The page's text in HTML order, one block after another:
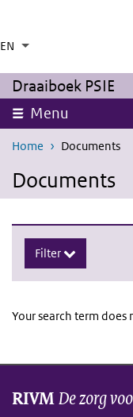
EN Language switcher
List additional actions
Collapsed
Draaiboek PSIE
Menu
Home Documents
Documents
Filter
Your search term does
RIVMDe zorg